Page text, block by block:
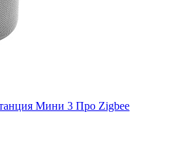
Мини 3 Про Zigbee